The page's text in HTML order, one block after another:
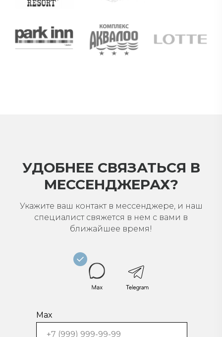
УДОБНЕЕ СВЯЗАТЬСЯ В
МЕССЕНДЖЕРАХ?
Укажите ваш контакт в мессенджере, и наш
специалист свяжется в нем с вами в
ближайшее время!
Max